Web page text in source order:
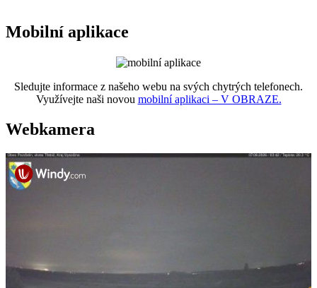
Mobilní aplikace
Sledujte informace z našeho webu na svých chytrých telefonech.
Využívejte naši novou mobilní aplikaci – V OBRAZE.
Webkamera